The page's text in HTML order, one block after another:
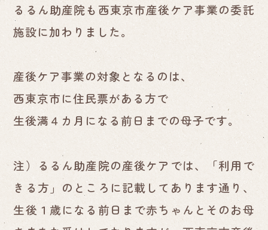
るるん助産院も西東京市産後ケア事業の委託
施設に加わりました。
産後ケア事業の対象となるのは、
西東京市に住民票がある方で
生後満４カ月になる前日までの母子です。
注）るるん助産院の産後ケアでは、「利用で
きる方」のところに記載してあります通り、
生後１歳になる前日まで赤ちゃんとそのお母